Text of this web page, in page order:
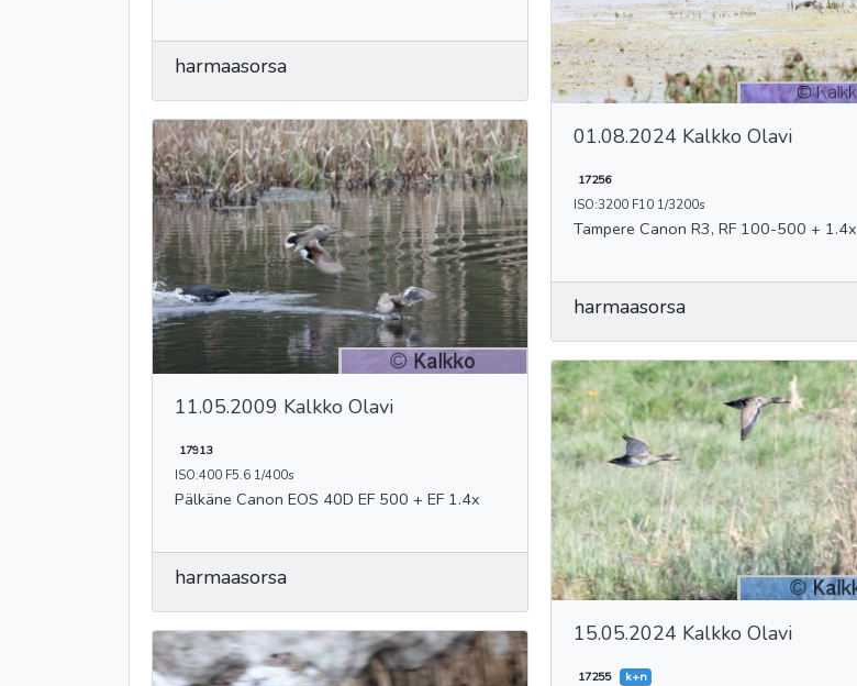
harmaasorsa
11.05.2009 Kalkko Olavi
17913
ISO:400 F5.6 1/400s
Pälkäne Canon EOS 40D EF 500 + EF 1.4x
harmaasorsa
01.08.2024 Kalkko Olavi
17256
ISO:3200 F10 1/3200s
Tampere Canon R3, RF 100-500 + 1.4x
harmaasorsa
15.05.2024 Kalkko Olavi
17255 k+n